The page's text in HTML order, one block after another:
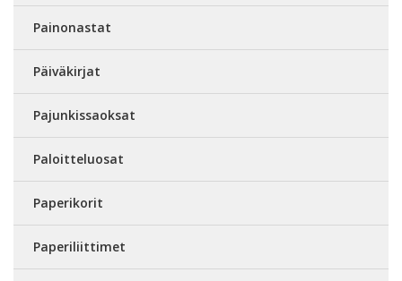
Painonastat
Päiväkirjat
Pajunkissaoksat
Paloitteluosat
Paperikorit
Paperiliittimet